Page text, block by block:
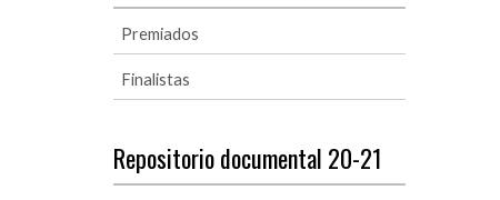
Premiados
Finalistas
Repositorio documental 20-21